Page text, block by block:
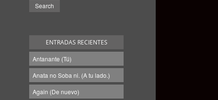
ENTRADAS RECIENTES
Antanante (Tú)
Anata no Soba ni. (A tu lado.)
Again (De nuevo)